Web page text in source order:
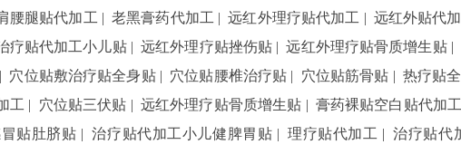
腰腿贴代加工 |老黑膏药代加工 |远红外理疗贴代加工 | 远红外贴代
疗贴代加工小儿贴|远红外理疗贴挫伤贴 |远红外理疗贴骨质增生贴|
| 穴位贴敷治疗贴全身贴| 穴位贴腰椎治疗贴 | 穴位贴筋骨贴 | 热疗贴
工 | 穴位贴三伏贴 | 远红外理疗贴骨质增生贴 | 膏药裸贴空白贴代加
贴肚脐贴 |治疗贴代加工小儿健脾胃贴 |理疗贴代加工 |治疗贴代